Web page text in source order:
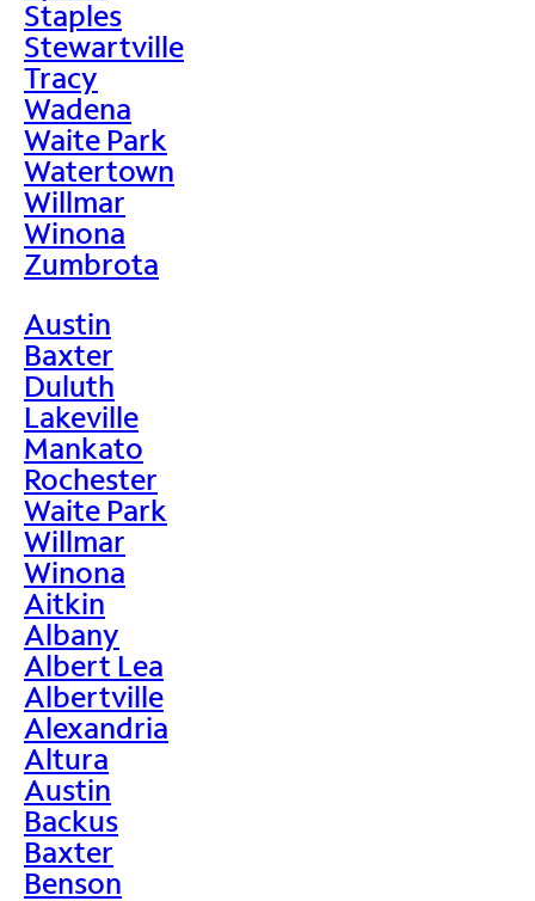
Staples
Stewartville
Tracy
Wadena
Waite Park
Watertown
Willmar
Winona
Zumbrota
Austin
Baxter
Duluth
Lakeville
Mankato
Rochester
Waite Park
Willmar
Winona
Aitkin
Albany
Albert Lea
Albertville
Alexandria
Altura
Austin
Backus
Baxter
Benson